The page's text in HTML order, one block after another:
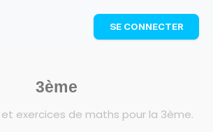
offert
: révise les maths cet
ton PDF gratuit et progresse avec des
SE CONNECTER
3ème
exercices de maths pour la 3ème.